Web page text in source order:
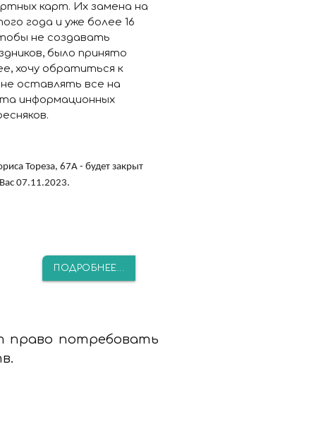
карт. Их замена на
года и уже более 16
не создавать
было принято
хочу обратиться к
оставлять все на
информационных
Тореза, 67А - будет закрыт
07.11.2023.
ПОДРОБНЕЕ...
право потребовать